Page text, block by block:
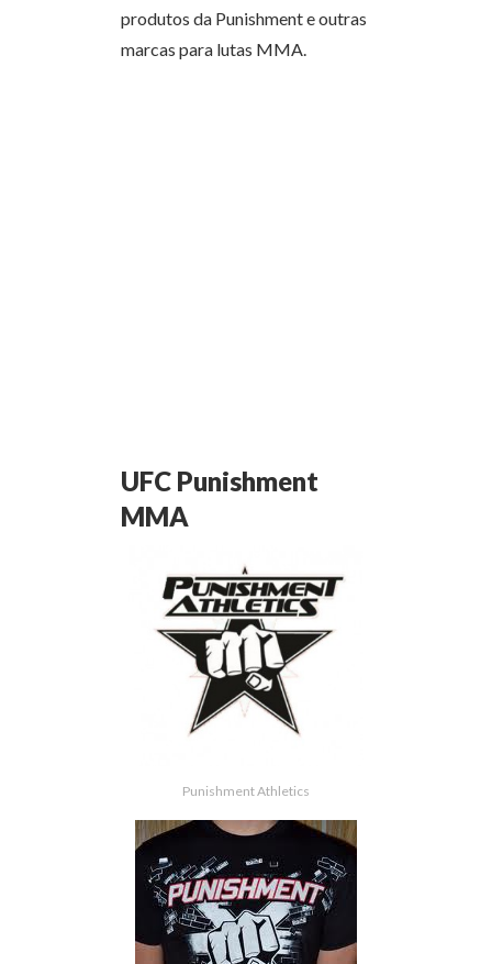
produtos da Punishment e outras
marcas para lutas MMA.
UFC Punishment
MMA
Punishment Athletics